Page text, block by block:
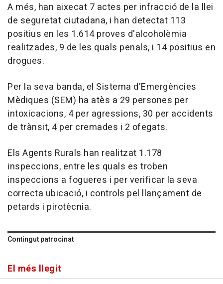
A més, han aixecat 7 actes per infracció de la llei
de seguretat ciutadana, i han detectat 113
positius en les 1.614 proves d'alcoholèmia
realitzades, 9 de les quals penals, i 14 positius en
drogues.
Per la seva banda, el Sistema d'Emergències
Mèdiques (SEM) ha atès a 29 persones per
intoxicacions, 4 per agressions, 30 per accidents
de trànsit, 4 per cremades i 2 ofegats.
Els Agents Rurals han realitzat 1.178
inspeccions, entre les quals es troben
inspeccions a fogueres i per verificar la seva
correcta ubicació, i controls pel llançament de
petards i pirotècnia.
Contingut patrocinat
El més llegit